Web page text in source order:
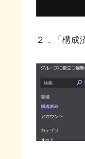
２．「構成